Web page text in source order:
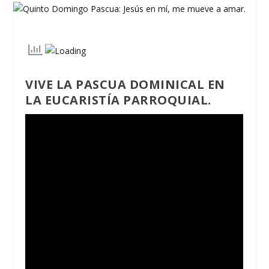
VIVE LA PASCUA DOMINICAL EN
LA EUCARISTÍA PARROQUIAL.